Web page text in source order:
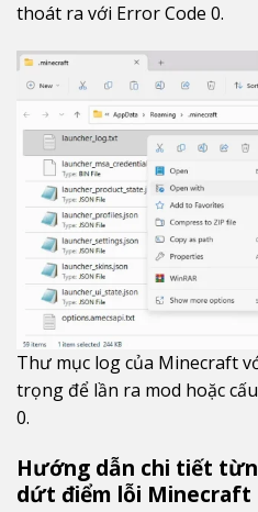
thoát ra với Error Code 0.
Thư mục log của Minecraft
trọng để lần ra mod hoặc
0.
Hướng dẫn chi tiết
dứt điểm lỗi Minecraft